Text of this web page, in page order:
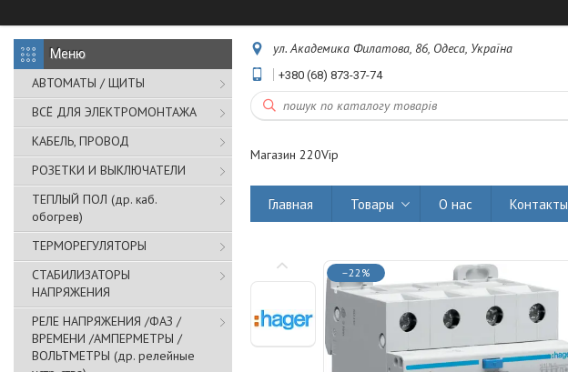
АВТОМАТЫ / ЩИТЫ
ВСЁ ДЛЯ ЭЛЕКТРОМОНТАЖА
КАБЕЛЬ, ПРОВОД
РОЗЕТКИ И ВЫКЛЮЧАТЕЛИ
ТЕПЛЫЙ ПОЛ (др. каб.
обогрев)
ТЕРМОРЕГУЛЯТОРЫ
СТАБИЛИЗАТОРЫ
НАПРЯЖЕНИЯ
РЕЛЕ НАПРЯЖЕНИЯ /ФАЗ /
ВРЕМЕНИ /АМПЕРМЕТРЫ /
ВОЛЬТМЕТРЫ (др. релейные
ул. Академика Филатова, 86, Одеса, Україна
+380 (68) 873-37-74
Магазин 220Vip
Главная Товары О нас Контакты
–22%